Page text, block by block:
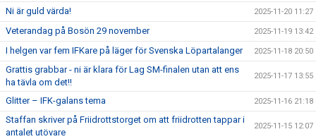
Ni är guld värda! 2025-11-20 11:27
Veterandag på Bosön 29 november 2025-11-19 13:42
I helgen var fem IFKare på läger för Svenska Löpartalanger 2025-11-18 20:50
Grattis grabbar - ni är klara för Lag SM-finalen utan att ens
ha tävla om det!!
2025-11-17 13:55
Glitter – IFK-galans tema 2025-11-16 21:18
Staffan skriver på Friidrottstorget om att friidrotten tappar i
antalet utövare
2025-11-15 12:07